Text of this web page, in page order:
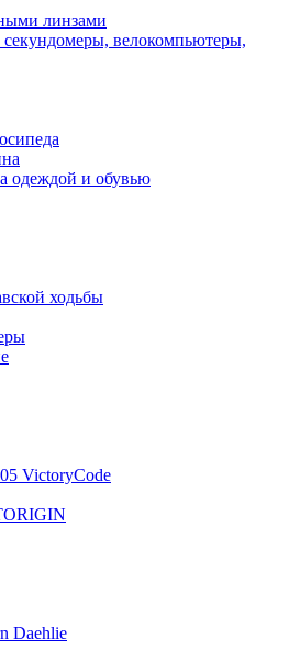
линзами
велокомпьютеры,
одеждой и обувью
ходьбы
VictoryCode
Daehlie